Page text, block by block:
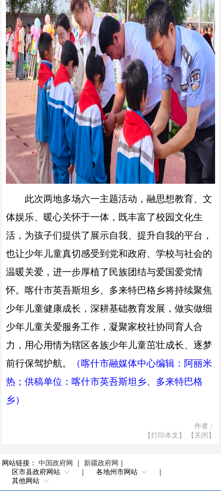
此次两地多场六一主题活动，融思想教育、文
体娱乐、暖心关怀于一体，既丰富了校园文化生
活，为孩子们提供了展示自我、提升自我的平台，
也让少年儿童真切感受到党和政府、学校与社会的
温暖关爱，进一步厚植了民族团结与爱国爱党情
怀。喀什市英吾斯坦乡、多来特巴格乡将持续聚焦
少年儿童健康成长，深耕基础教育发展，做实做细
少年儿童关爱服务工作，凝聚家校社协同育人合
力，用心用情为辖区各族少年儿童茁壮成长、逐梦
前行保驾护航。
（喀什市融媒体中心编辑：阿丽米
热；供稿单位：喀什市英吾斯坦乡、多来特巴格
乡）
作者：
【打印本文】
【关闭】
网站链接： 中国政府网 ｜ 新疆政府网 ｜
区市县政府网站
｜ 各地州市网站
｜
其他网站